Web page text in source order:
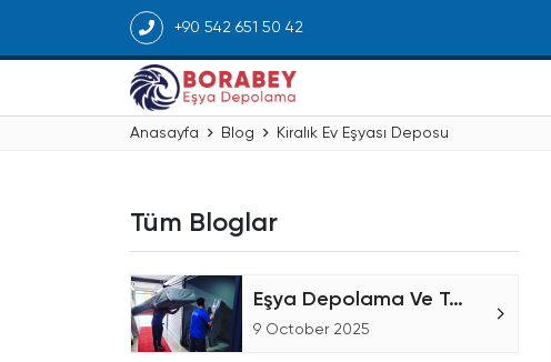
+90 542 651 50 42
Anasayfa Blog Kiralık Ev Eşyası Deposu
Tüm Bloglar
Eşya Depolama Ve Taşıma Şirketiyiz
9 October 2025